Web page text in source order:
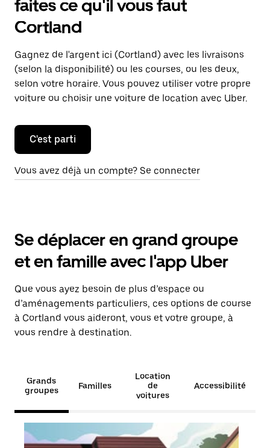
faites ce qu'il vous faut
Cortland
Gagnez de l'argent ici (Cortland) avec les livraisons
(selon la disponibilité) ou les courses, ou les deux,
selon votre horaire. Vous pouvez utiliser votre propre
voiture ou choisir une voiture de location avec Uber.
C'est parti
Vous avez déjà un compte? Se connecter
Se déplacer en grand groupe
et en famille avec l'app Uber
Que vous ayez besoin de plus d’espace ou
d’aménagements particuliers, ces options de course
à Cortland vous aideront, vous et votre groupe, à
vous rendre à destination.
Grands
groupes
Familles
Location
de
voitures
Accessibilité